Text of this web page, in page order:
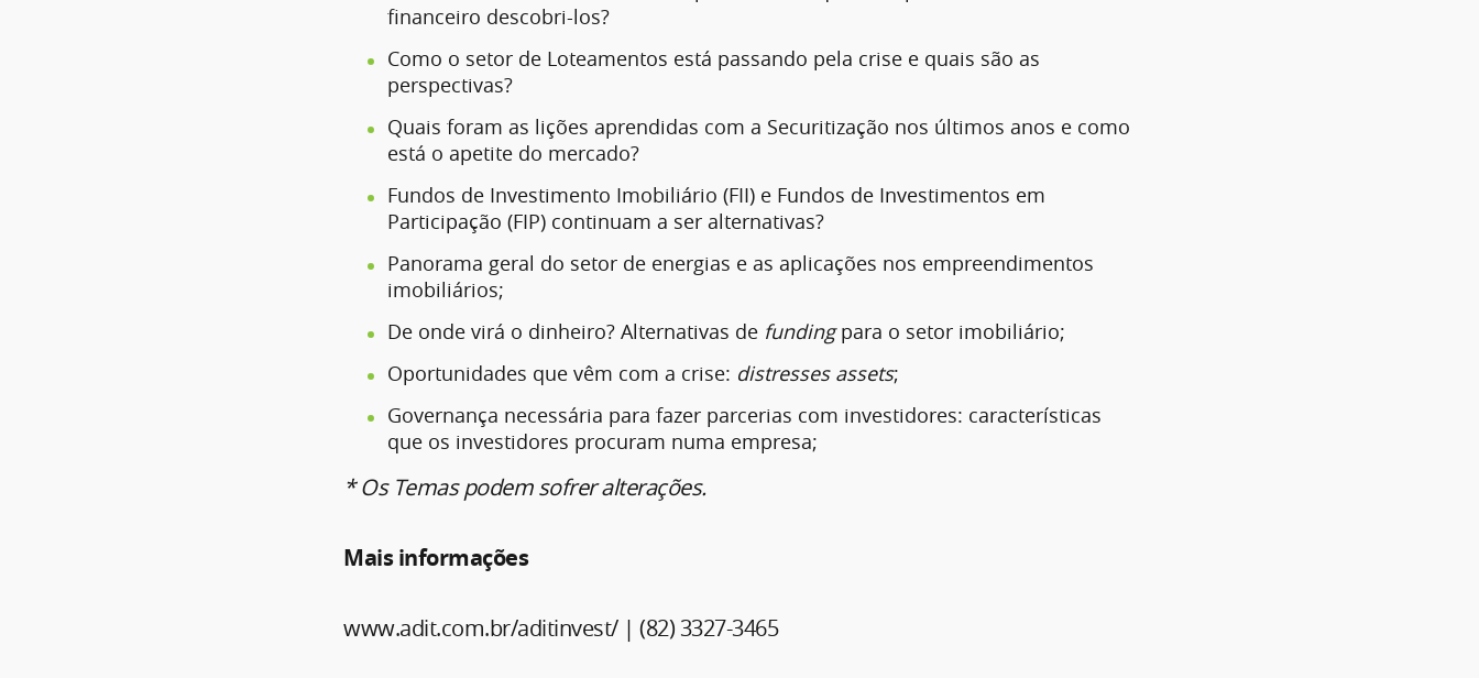
financeiro descobri-los?
Como o setor de Loteamentos está passando pela crise e quais são as
perspectivas?
Quais foram as lições aprendidas com a Securitização nos últimos anos e como
está o apetite do mercado?
Fundos de Investimento Imobiliário (FII) e Fundos de Investimentos em
Participação (FIP) continuam a ser alternativas?
Panorama geral do setor de energias e as aplicações nos empreendimentos
imobiliários;
De onde virá o dinheiro? Alternativas de fundingpara o setor imobiliário;
Oportunidades que vêm com a crise: distresses assets;
Governança necessária para fazer parcerias com investidores: características
que os investidores procuram numa empresa;
* Os Temas podem sofrer alterações.
Mais informações
www.adit.com.br/aditinvest/ | (82) 3327-3465